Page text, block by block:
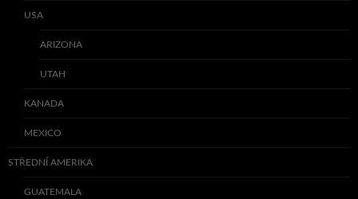
USA
ARIZONA
UTAH
KANADA
MEXICO
STŘEDNÍ AMERIKA
GUATEMALA